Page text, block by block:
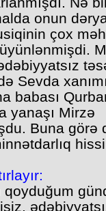
onun
çox
Sevda
babası
yanaşı Mirzə
Buna görə